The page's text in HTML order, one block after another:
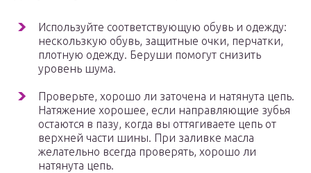
Используйте соответствующую обувь и одежду:
нескользкую обувь, защитные очки, перчатки,
плотную одежду. Беруши помогут снизить
уровень шума.
Проверьте, хорошо ли заточена и натянута цепь.
Натяжение хорошее, если направляющие зубья
остаются в пазу, когда вы оттягиваете цепь от
верхней части шины. При заливке масла
желательно всегда проверять, хорошо ли
натянута цепь.